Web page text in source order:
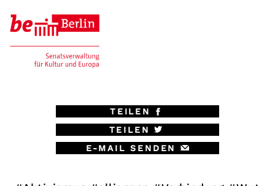
TEILEN
TEILEN
E-MAIL SENDEN